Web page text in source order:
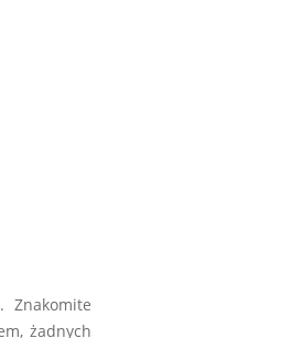
Znakomite
żadnych